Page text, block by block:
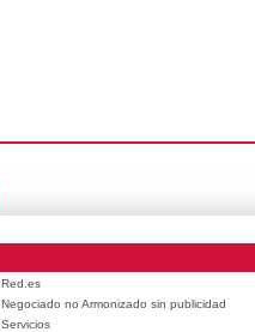
Red.es
Negociado no Armonizado sin publicidad
Servicios